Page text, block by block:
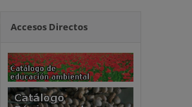
Accesos Directos